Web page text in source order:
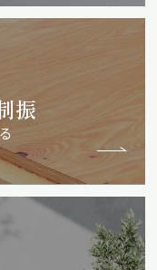
振